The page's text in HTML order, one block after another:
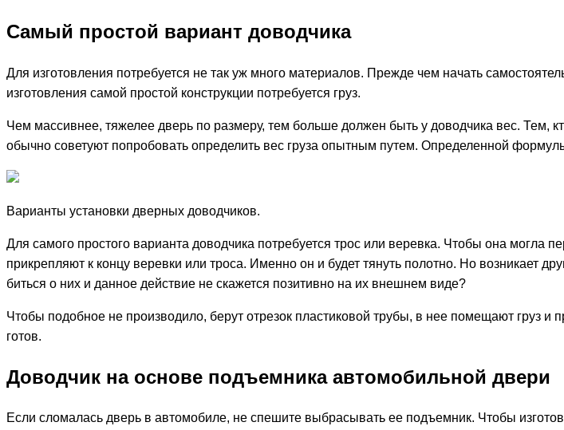
Самый простой вариант доводчика
Для изготовления потребуется не так уж много материалов. Прежде чем начать
изготовления самой простой конструкции потребуется груз.
Чем массивнее, тяжелее дверь по размеру, тем больше должен быть у доводчика вес. Тем,
обычно советуют попробовать определить вес груза опытным путем. Определенной
Варианты установки дверных доводчиков.
Для самого простого варианта доводчика потребуется трос или веревка. Чтобы она могла
прикрепляют к концу веревки или троса. Именно он и будет тянуть полотно. Но возникает
биться о них и данное действие не скажется позитивно на их внешнем виде?
Чтобы подобное не производило, берут отрезок пластиковой трубы, в нее помещают груз
готов.
Доводчик на основе подъемника автомобильной двери
Если сломалась дверь в автомобиле, не спешите выбрасывать ее подъемник. Чтобы